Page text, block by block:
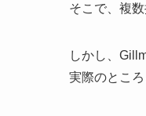
そこで、複
しかし、
実際のとこ